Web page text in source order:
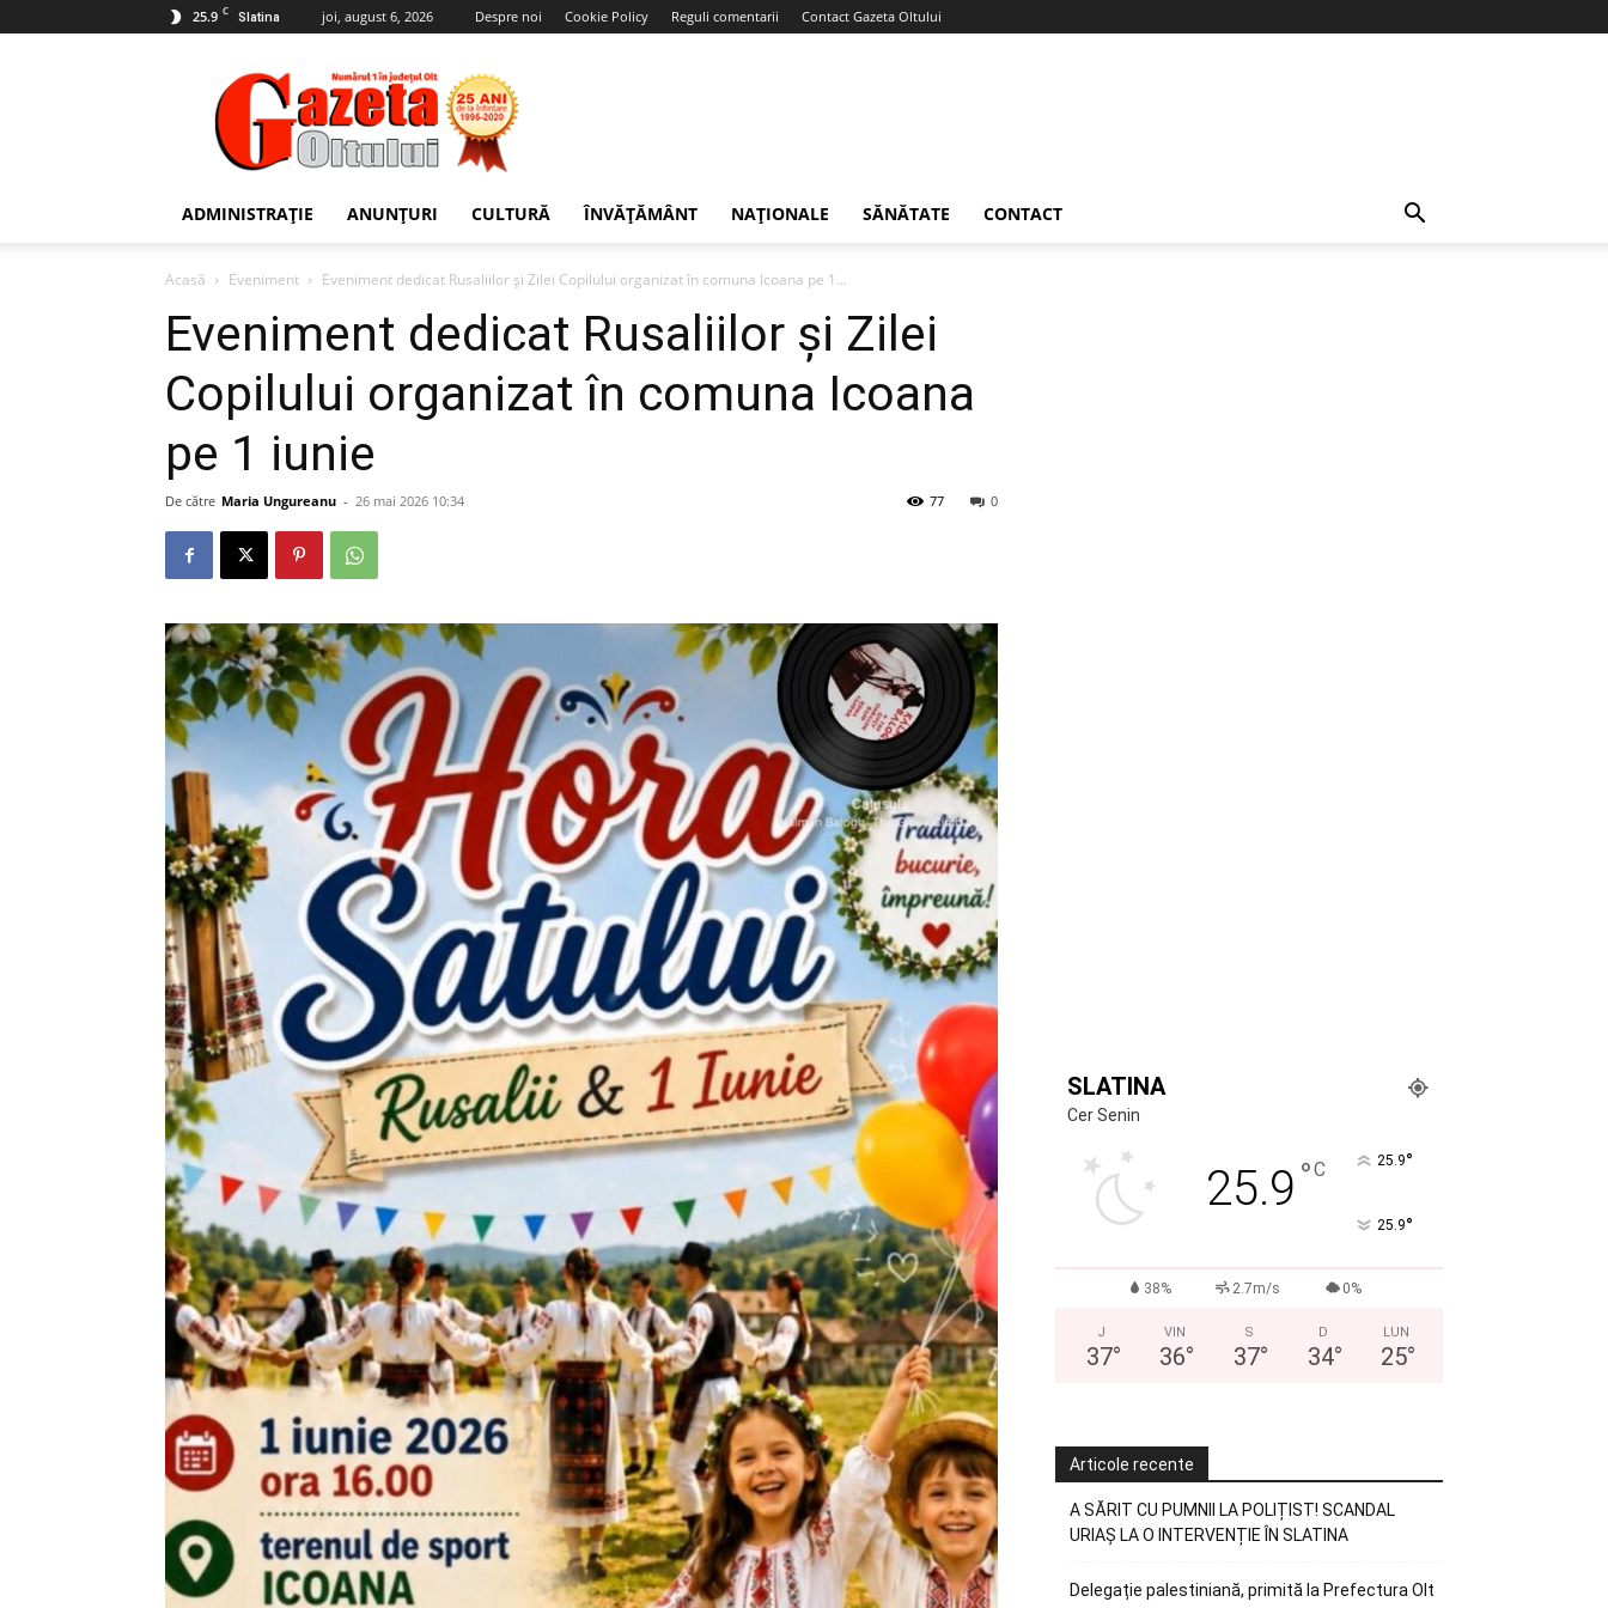
25.9 C Slatina joi, august 6, 2026 Despre noi Cookie Policy Reguli comentarii Contact Gazeta Oltului
Gazeta
Oltului
ADMINISTRAȚIE ANUNȚURI CULTURĂ ÎNVĂȚĂMÂNT NAȚIONALE SĂNĂTATE CONTACT
Acasă Eveniment Eveniment dedicat Rusaliilor și Zilei Copilului organizat în comuna Icoana pe 1...
Eveniment dedicat Rusaliilor și Zilei
Copilului organizat în comuna Icoana
pe 1 iunie
De către Maria Ungureanu - 26 mai 2026 10:34 0
77
SLATINA
Cer Senin
25.9 °C 25.9°
25.9°
38% 2.7m/s 0%
J
37°
VIN
36°
S
37°
D
34°
LUN
25°
Articole recente
A SĂRIT CU PUMNII LA POLIȚIST! SCANDAL
URIAȘ LA O INTERVENȚIE ÎN SLATINA
Delegație palestiniană, primită la Prefectura Olt